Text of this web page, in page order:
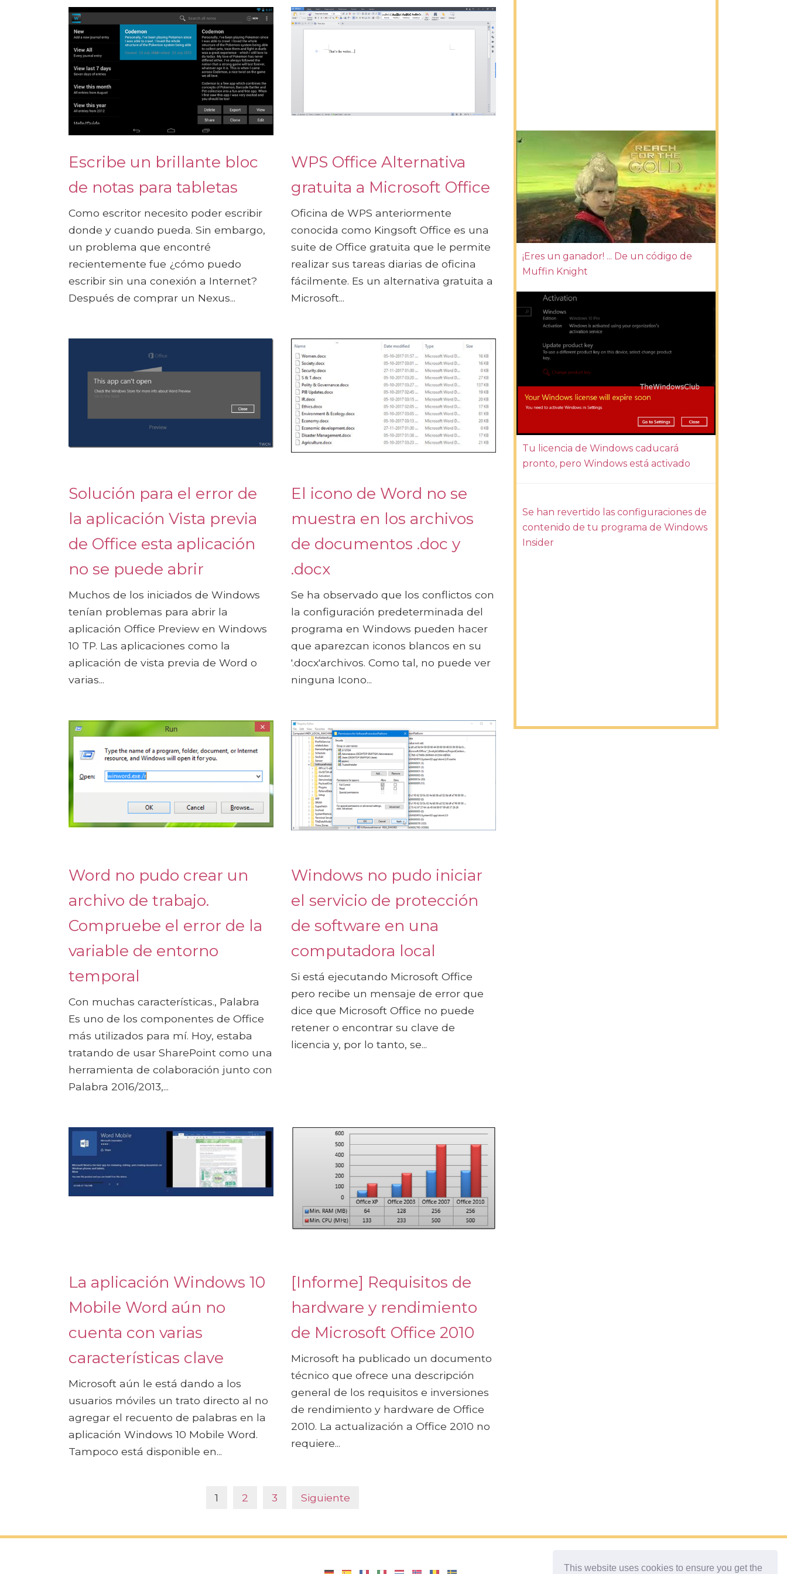
This website uses cookies to ensure you get the
Escribe un brillante bloc
de notas para tabletas
Como escritor necesito poder escribir
donde y cuando pueda. Sin embargo,
un problema que encontré
recientemente fue ¿cómo puedo
escribir sin una conexión a Internet?
Después de comprar un Nexus...
WPS Office Alternativa
gratuita a Microsoft Office
Oficina de WPS anteriormente
conocida como Kingsoft Office es una
suite de Office gratuita que le permite
realizar sus tareas diarias de oficina
fácilmente. Es un alternativa gratuita a
Microsoft...
Solución para el error de
la aplicación Vista previa
de Office esta aplicación
no se puede abrir
Muchos de los iniciados de Windows
tenían problemas para abrir la
aplicación Office Preview en Windows
10 TP. Las aplicaciones como la
aplicación de vista previa de Word o
varias...
El icono de Word no se
muestra en los archivos
de documentos .doc y
.docx
Se ha observado que los conflictos con
la configuración predeterminada del
programa en Windows pueden hacer
que aparezcan iconos blancos en su
'.docx'archivos. Como tal, no puede ver
ninguna Icono...
Word no pudo crear un
archivo de trabajo.
Compruebe el error de la
variable de entorno
temporal
Con muchas características., Palabra
Es uno de los componentes de Office
más utilizados para mí. Hoy, estaba
tratando de usar SharePoint como una
herramienta de colaboración junto con
Palabra 2016/2013,...
Windows no pudo iniciar
el servicio de protección
de software en una
computadora local
Si está ejecutando Microsoft Office
pero recibe un mensaje de error que
dice que Microsoft Office no puede
retener o encontrar su clave de
licencia y, por lo tanto, se...
La aplicación Windows 10
Mobile Word aún no
cuenta con varias
características clave
Microsoft aún le está dando a los
usuarios móviles un trato directo al no
agregar el recuento de palabras en la
aplicación Windows 10 Mobile Word.
Tampoco está disponible en...
[Informe] Requisitos de
hardware y rendimiento
de Microsoft Office 2010
Microsoft ha publicado un documento
técnico que ofrece una descripción
general de los requisitos e inversiones
de rendimiento y hardware de Office
2010. La actualización a Office 2010 no
requiere...
1 2 3 Siguiente
¡Eres un ganador! ... De un código de
Muffin Knight
Tu licencia de Windows caducará
pronto, pero Windows está activado
Se han revertido las configuraciones de
contenido de tu programa de Windows
Insider